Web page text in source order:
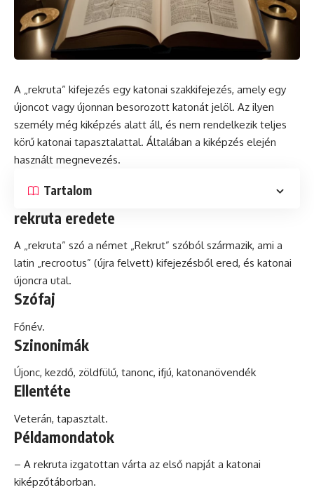
A „rekruta” kifejezés egy katonai szakkifejezés, amely egy
újoncot vagy újonnan besorozott katonát jelöl. Az ilyen
személy még kiképzés alatt áll, és nem rendelkezik teljes
körű katonai tapasztalattal. Általában a kiképzés elején
használt megnevezés.
Tartalom
rekruta eredete
A „rekruta” szó a német „Rekrut” szóból származik, ami a
latin „recrootus” (újra felvett) kifejezésből ered, és katonai
újoncra utal.
Szófaj
Főnév.
Szinonimák
Újonc, kezdő, zöldfülű, tanonc, ifjú, katonanövendék
Ellentéte
Veterán, tapasztalt.
Példamondatok
– A rekruta izgatottan várta az első napját a katonai
kiképzőtáborban.